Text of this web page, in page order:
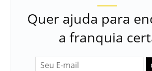
Quer ajuda para
a franquia